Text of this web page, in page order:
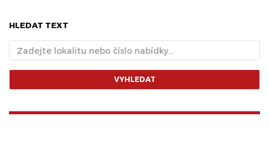
HLEDAT TEXT
VYHLEDAT